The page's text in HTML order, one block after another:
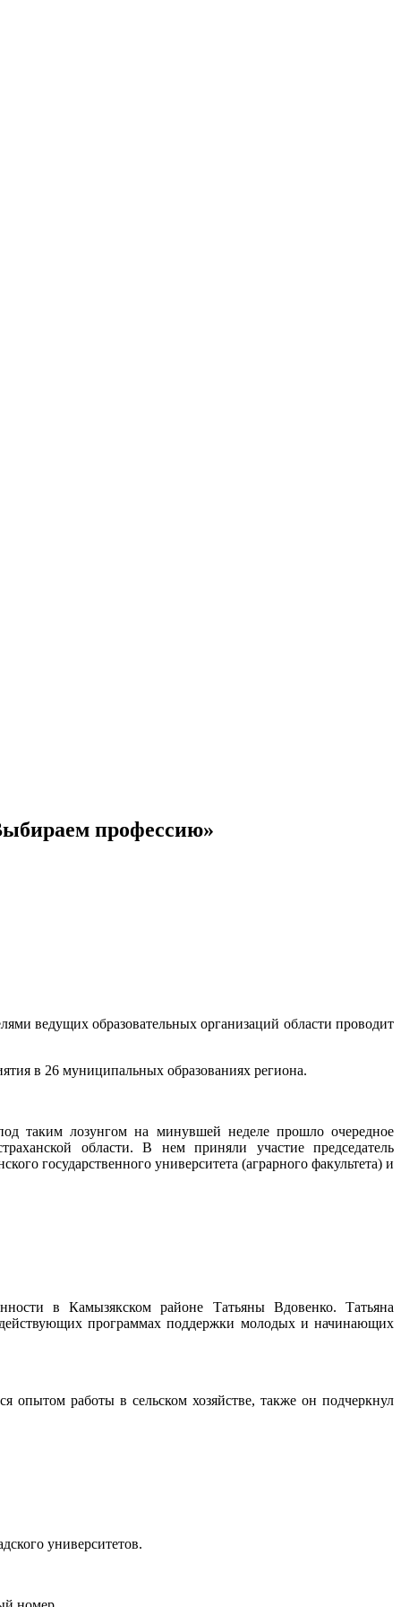
профессию»
ведущих образовательных организаций области проводит
в 26 муниципальных образованиях региона.
таким лозунгом на минувшей неделе прошло очередное
области. В нем приняли участие председатель
государственного университета (аграрного факультета) и
в Камызякском районе Татьяны Вдовенко. Татьяна
действующих программах поддержки молодых и начинающих
работы в сельском хозяйстве, также он подчеркнул
университетов.